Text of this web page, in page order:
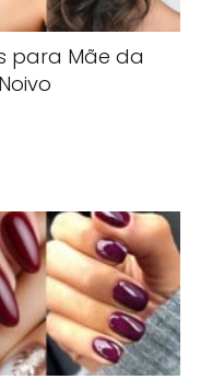
para Mãe da